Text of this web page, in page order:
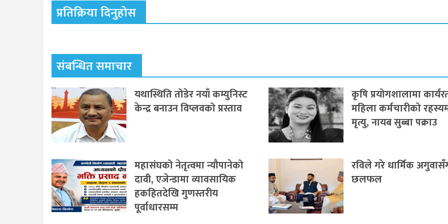
प्रतिक्रिया दिनुहोस
संबन्धित समाचार
यथास्थिति तोडेर नयाँ कम्युनिस्ट
केन्द्र बनाउन विप्लवको प्रस्ताव
कृषि प्रयोगशालामा
महिला कर्मचारीको
मृत्यु, नायब सुब्बा पक्राउ
महासंघको नेतृत्वमा न्यौपानेको
दावी, एजेन्डामा व्यावसायिक
हकहितदेखि गुणस्तरीय
पूर्वाधारसम्म
रविले गरे धार्मिक
छलफल